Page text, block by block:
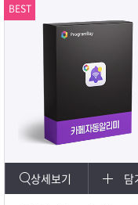
상세보기 담
BEST